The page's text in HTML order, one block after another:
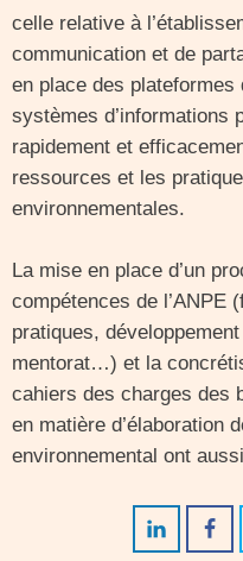
celle relative à
communication et de
en place des
systèmes d’informations
rapidement et
ressources et les
environnementales.
La mise en place d’un
compétences de l’ANPE
pratiques,
mentorat…) et la
cahiers des charges des
en matière d’élaboration
environnemental ont